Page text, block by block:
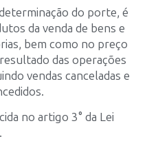
do porte, é
da venda de bens e
bem como no preço
das operações
vendas canceladas e
no artigo 3° da Lei